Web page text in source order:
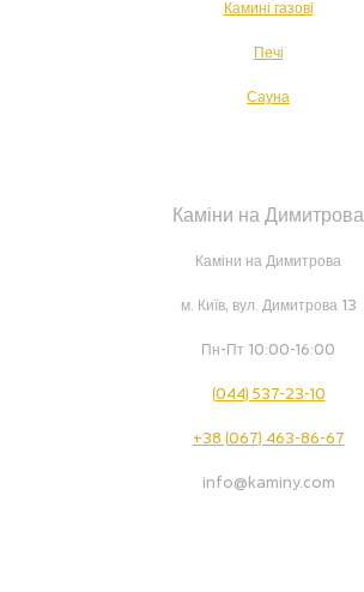
Камині газові
Печі
Сауна
Каміни на Димитрова
Каміни на Димитрова
м. Київ, вул. Димитрова 13
Пн-Пт 10:00-16:00
(044) 537-23-10
+38 (067) 463-86-67
info@kaminy.com